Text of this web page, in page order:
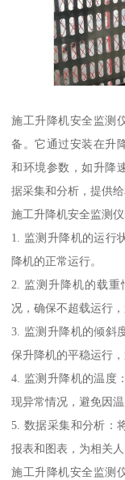
施工升降机安全监测
备。它通过安装在升
和环境参数，如升降
据采集和分析，提供
施工升降机安全监测
1. 监测升降机的运行
降机的正常运行。
2. 监测升降机的载
况，确保不超载运行
3. 监测升降机的倾斜
保升降机的平稳运行
4. 监测升降机的温度
现异常情况，避免因
5. 数据采集和分析：
报表和图表，为相关人
施工升降机安全监测